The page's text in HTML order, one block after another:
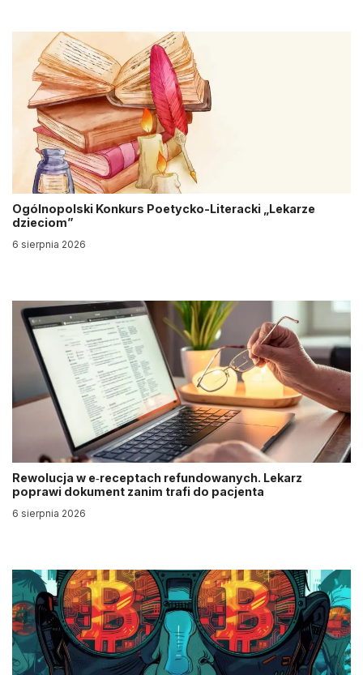
Ogólnopolski Konkurs Poetycko-Literacki „Lekarze
dzieciom”
6 sierpnia 2026
Rewolucja w e‑receptach refundowanych. Lekarz
poprawi dokument zanim trafi do pacjenta
6 sierpnia 2026